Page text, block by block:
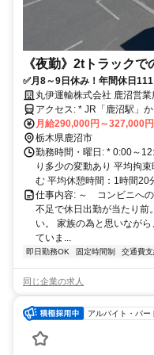
《夜勤》2tトラック
✅月8～9日休み！年間休日
あれば未経験OK
丸伊運輸株式会社 鹿沼営業
アクセス: * JR「鹿沼駅」から5Km * 鹿沼市内から車で10分 * 宇都宮
市中心部から車で25分～30分 ※車・バイク通勤可 ＜通勤可能エ
＞ 日光・今市・鹿沼・宇都
月給290,000円～327,000円
栃木県鹿沼市
勤務時間・曜日: * 0:00～
り多少の変動あり 平均拘
む 平均休憩時間：1時間20
仕事内容: ～ コンビニへ
不足で休日出勤が当たり前
い。 家族の為と思いなが
ていま...
即日勤務OK 固定時間制 交通費
同じ企業の求人
アルバイト・パー